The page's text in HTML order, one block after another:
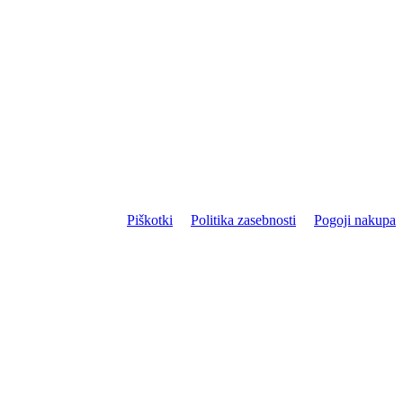
Piškotki
Politika zasebnosti Pogoji nakupa